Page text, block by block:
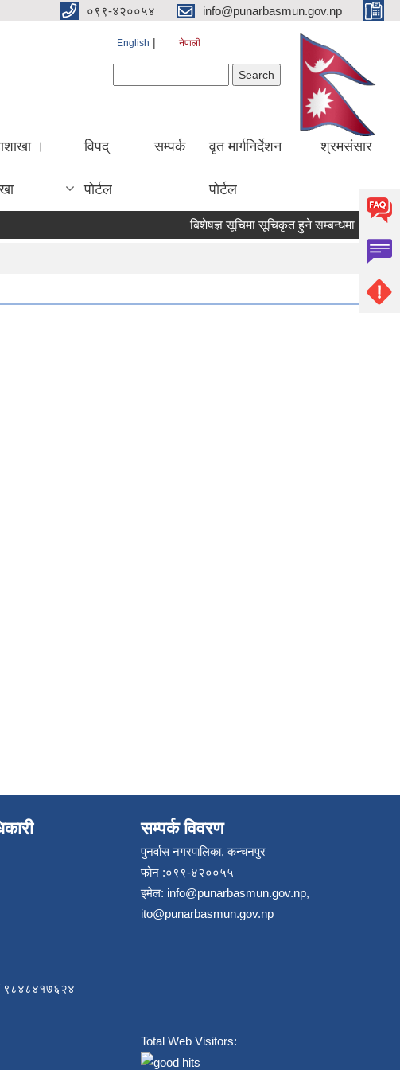
०९९-४२००५४ info@punarbasmun.gov.np
English नेपाली
। विपद्
पोर्टल
सम्पर्क वृत मार्गनिर्देशन
पोर्टल
श्रमसंसार
बिशेषज्ञ सूचिमा सूचिकृत हुने सम्बन्धमा ।
९८४८४१७६२४
सम्पर्क विवरण
पुनर्वास नगरपालिका, कन्चनपुर
फोन :०९९-४२००५५
इमेल: info@punarbasmun.gov.np,
ito@punarbasmun.gov.np
Total Web Visitors: